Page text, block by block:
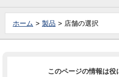
ホーム 製品 店舗の選択
このページの情報は役